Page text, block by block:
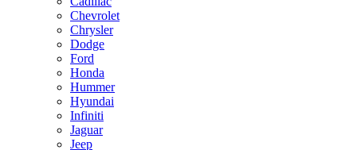
Chevrolet
Chrysler
Dodge
Ford
Honda
Hummer
Hyundai
Infiniti
Jaguar
Jeep